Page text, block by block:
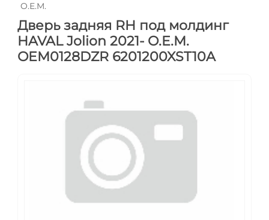
O.E.M.
Дверь задняя RH под молдинг
HAVAL Jolion 2021- O.E.M.
OEM0128DZR 6201200XST10A